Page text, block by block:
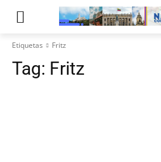
Etiquetas Fritz
Tag: Fritz